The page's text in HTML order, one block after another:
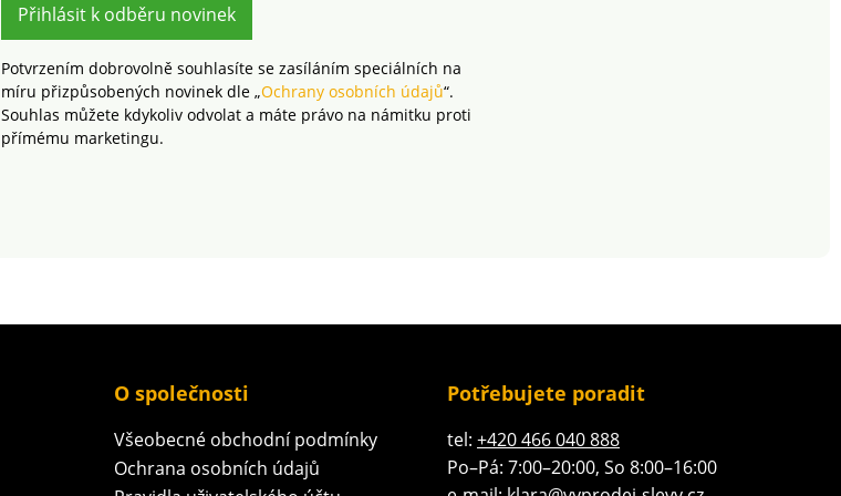
kvalitním tiskem
Jednolůžko Zipový uzávěr
Přihlásit k odběru novinek
Potvrzením dobrovolně souhlasíte se zasíláním speciálních na
míru přizpůsobených novinek dle „Ochrany osobních údajů“.
Souhlas můžete kdykoliv odvolat a máte právo na námitku proti
přímému marketingu.
O společnosti
Všeobecné obchodní podmínky
Ochrana osobních údajů
Potřebujete poradit
tel: +420 466 040 888
Po–Pá: 7:00–20:00, So 8:00–16:00